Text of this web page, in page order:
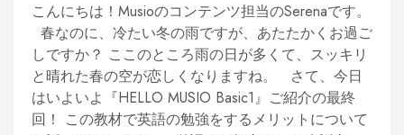
こんにちは！Musioのコンテンツ担当のSerenaです。
春なのに、冷たい冬の雨ですが、あたたかくお過ご
しですか？ ここのところ雨の日が多くて、スッキリ
と晴れた春の空が恋しくなりますね。 さて、今日
はいよいよ『HELLO MUSIO Basic1』ご紹介の最終
回！ この教材で英語の勉強をするメリットについて